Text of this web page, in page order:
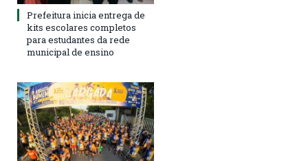
Prefeitura inicia entrega de
kits escolares completos
para estudantes da rede
municipal de ensino